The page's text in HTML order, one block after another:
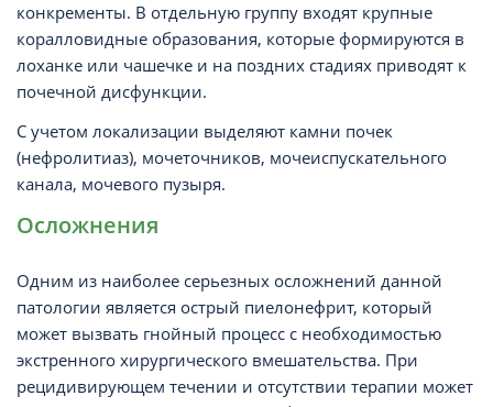
конкременты. В отдельную группу входят крупные
коралловидные образования, которые формируются в
лоханке или чашечке и на поздних стадиях приводят к
почечной дисфункции.
С учетом локализации выделяют камни почек
(нефролитиаз), мочеточников, мочеиспускательного
канала, мочевого пузыря.
Осложнения
Одним из наиболее серьезных осложнений данной
патологии является острый пиелонефрит, который
может вызвать гнойный процесс с необходимостью
экстренного хирургического вмешательства. При
рецидивирующем течении и отсутствии терапии может